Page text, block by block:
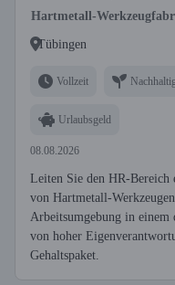
Hartmetall-
Tübingen
Vollzeit
Urlaubsgeld
08.08.2026
Leiten Sie den HR-Bereich
von Hartmetall-
Arbeitsumgebung in einem
von hoher
Gehaltspaket.